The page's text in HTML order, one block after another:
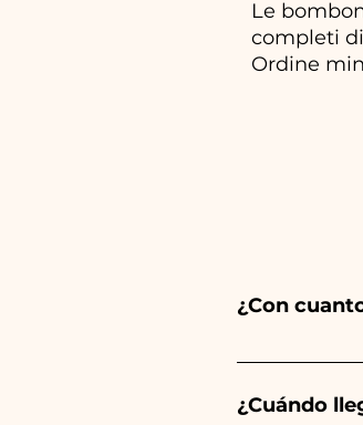
Le
completi
Ordine
¿Con
Ceramiche
tu evento es
¿Cuándo